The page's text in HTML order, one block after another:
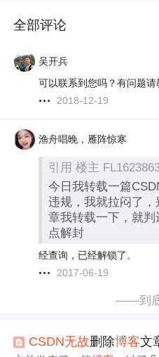
全部评论
吴开兵
可以联系到您吗？有问题
2018-12-19
渔舟唱晚，雁阵惊寒
引用 楼主
今日我转载一篇
违规，我就拉闷了
章我转载一下，就
点解封
经查询，已经解锁了。
2017-06-19
——到
CSDN无故删除博客文